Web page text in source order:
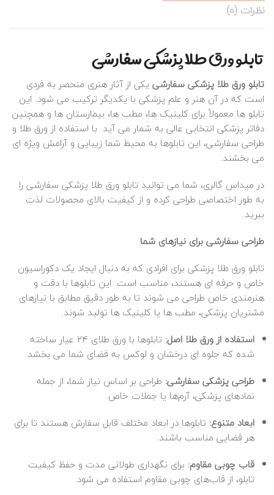
نظرات (0)
تابلو ورق طلا پزشکی سفارشی
تابلو ورق طلا پزشکی سفارشی یکی از آثار هنری منحصر به فردی
است که در آن هنر و علم پزشکی با یکدیگر ترکیب می‌ شود. این
تابلو ها معمولاً برای کلینیک‌ ها، مطب‌ ها، بیمارستان‌ ها و همچنین
دفاتر پزشکی انتخابی عالی به شمار می‌ آید. با استفاده از ورق طلا و
طراحی سفارشی، این تابلوها به محیط شما زیبایی و آرامش ویژه‌ ای
می‌ بخشند.
در میداس گالری، شما می‌ توانید تابلو ورق طلا پزشکی سفارشی را
به‌ طور اختصاصی طراحی کرده و از کیفیت بالای محصولات لذت
ببرید.
طراحی سفارشی برای نیازهای شما
تابلو ورق طلا پزشکی برای افرادی که به دنبال ایجاد یک دکوراسیون
خاص و حرفه‌ ای هستند، مناسب است. این تابلوها با دقت و
هنرمندی خاص طراحی می‌ شوند تا به‌ طور دقیق مطابق با نیازهای
مشتریان پزشکی، مطب‌ ها یا کلینیک‌ ها تولید شوند.
استفاده از ورق طلا اصل:
تابلوها با ورق طلای ۲۴ عیار ساخته
شده که جلوه‌ ای درخشان و لوکس به فضای شما می‌ بخشد.
طراحی پزشکی سفارشی: طراحی بر اساس نیاز شما، از جمله
نمادهای پزشکی، آرم‌ها یا جملات خاص.
ابعاد متنوع: تابلوها در ابعاد مختلف قابل سفارش هستند تا برای
هر فضایی مناسب باشند.
قاب چوبی مقاوم: برای نگهداری طولانی‌ مدت و حفظ کیفیت
تابلو، از قاب‌های چوبی مقاوم استفاده می‌ شود.